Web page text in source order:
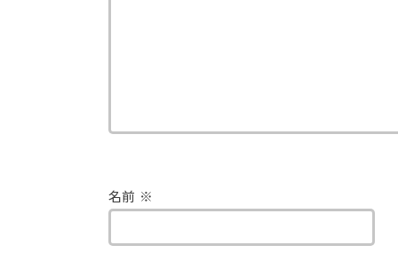
名前 ※